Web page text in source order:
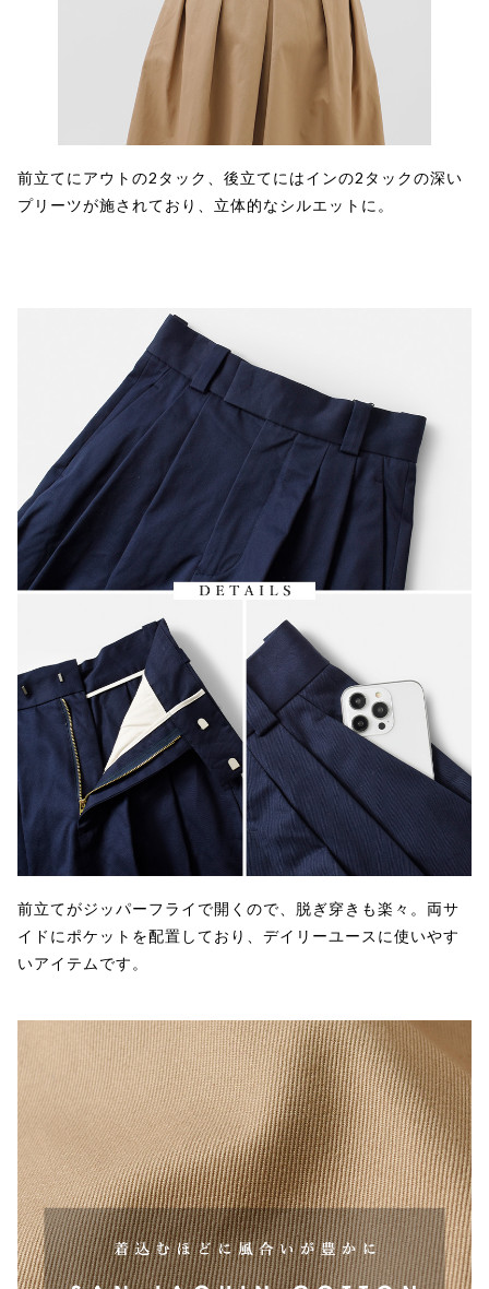
前立てにアウトの2タック、後立てにはインの2タックの深い
プリーツが施されており、立体的なシルエットに。
前立てがジッパーフライで開くので、脱ぎ穿きも楽々。両サ
イドにポケットを配置しており、デイリーユースに使いやす
いアイテムです。